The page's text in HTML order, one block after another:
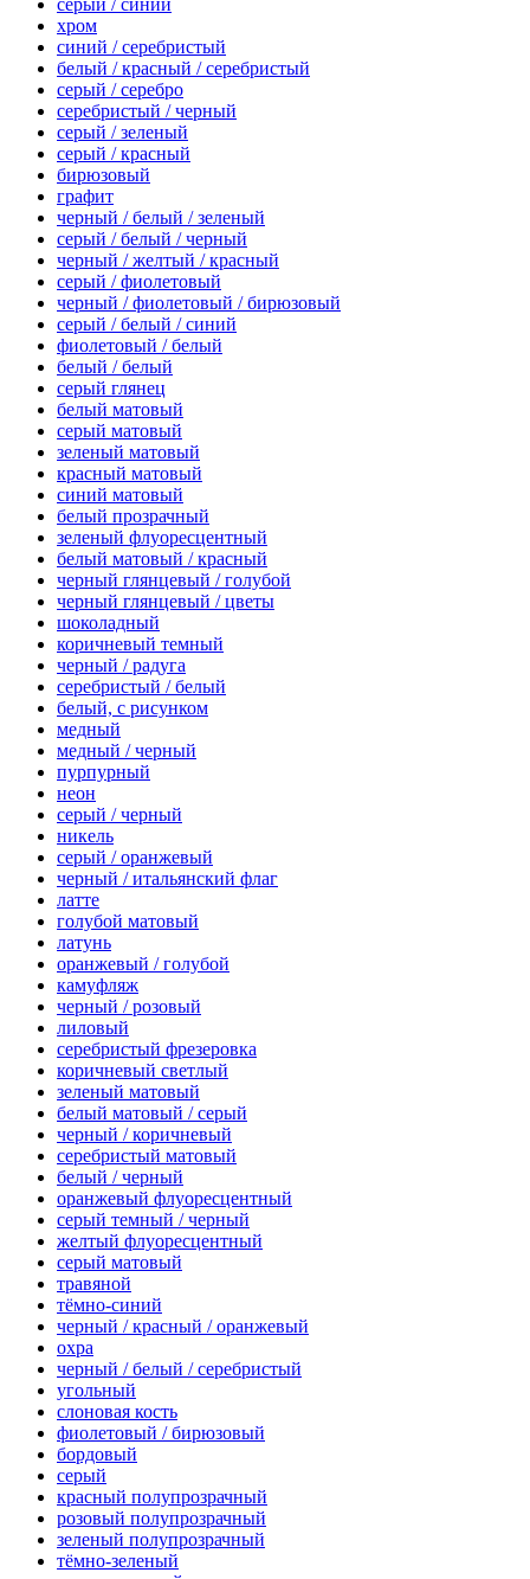
серый / синий
хром
синий / серебристый
белый / красный / серебристый
серый / серебро
серебристый / черный
серый / зеленый
серый / красный
бирюзовый
графит
черный / белый / зеленый
серый / белый / черный
черный / желтый / красный
серый / фиолетовый
черный / фиолетовый / бирюзовый
серый / белый / синий
фиолетовый / белый
белый / белый
серый глянец
белый матовый
серый матовый
зеленый матовый
красный матовый
синий матовый
белый прозрачный
зеленый флуоресцентный
белый матовый / красный
черный глянцевый / голубой
черный глянцевый / цветы
шоколадный
коричневый темный
черный / радуга
серебристый / белый
белый, с рисунком
медный
медный / черный
пурпурный
неон
серый / черный
никель
серый / оранжевый
черный / итальянский флаг
латте
голубой матовый
латунь
оранжевый / голубой
камуфляж
черный / розовый
лиловый
серебристый фрезеровка
коричневый светлый
зеленый матовый
белый матовый / серый
черный / коричневый
серебристый матовый
белый / черный
оранжевый флуоресцентный
серый темный / черный
желтый флуоресцентный
серый матовый
травяной
тёмно-синий
черный / красный / оранжевый
охра
черный / белый / серебристый
угольный
слоновая кость
фиолетовый / бирюзовый
бордовый
серый
красный полупрозрачный
розовый полупрозрачный
зеленый полупрозрачный
тёмно-зеленый